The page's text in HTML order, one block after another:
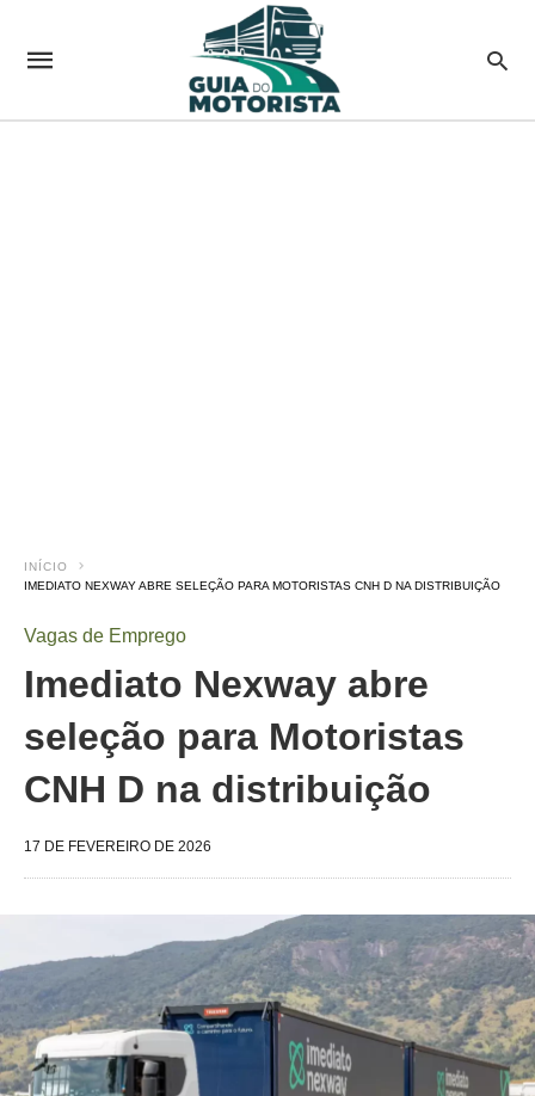
INÍCIO
IMEDIATO NEXWAY ABRE SELEÇÃO PARA MOTORISTAS CNH D NA DISTRIBUIÇÃO
Vagas de Emprego
Imediato Nexway abre
seleção para Motoristas
CNH D na distribuição
17 DE FEVEREIRO DE 2026